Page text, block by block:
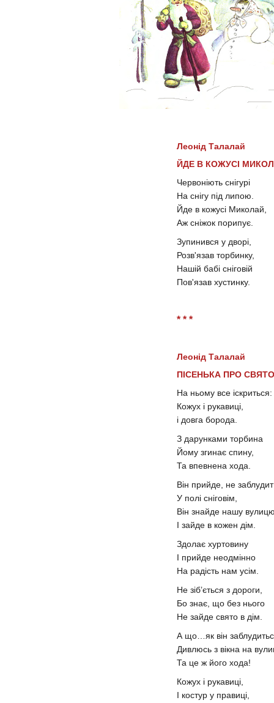
Леонід Талалай
ЙДЕ В КОЖУСІ
Червоніють снігурі
На снігу під липою.
Йде в кожусі Миколай,
Аж сніжок порипує.
Зупинився у дворі,
Розв'язав торбинку,
Нашій бабі сніговій
Пов'язав хустинку.
* * *
Леонід Талалай
ПІСЕНЬКА ПРО
На ньому все іскриться:
Кожух і рукавиці,
і довга борода.
З дарунками торбина
Йому згинає спину,
Та впевнена хода.
Він прийде, не
У полі сніговім,
Він знайде нашу
І зайде в кожен дім.
Здолає хуртовину
І прийде неодмінно
На радість нам усім.
Не зіб’ється з дороги,
Бо знає, що без нього
Не зайде свято в дім.
А що…як він
Дивлюсь з вікна на
Та це ж його хода!
Кожух і рукавиці,
І костур у правиці,